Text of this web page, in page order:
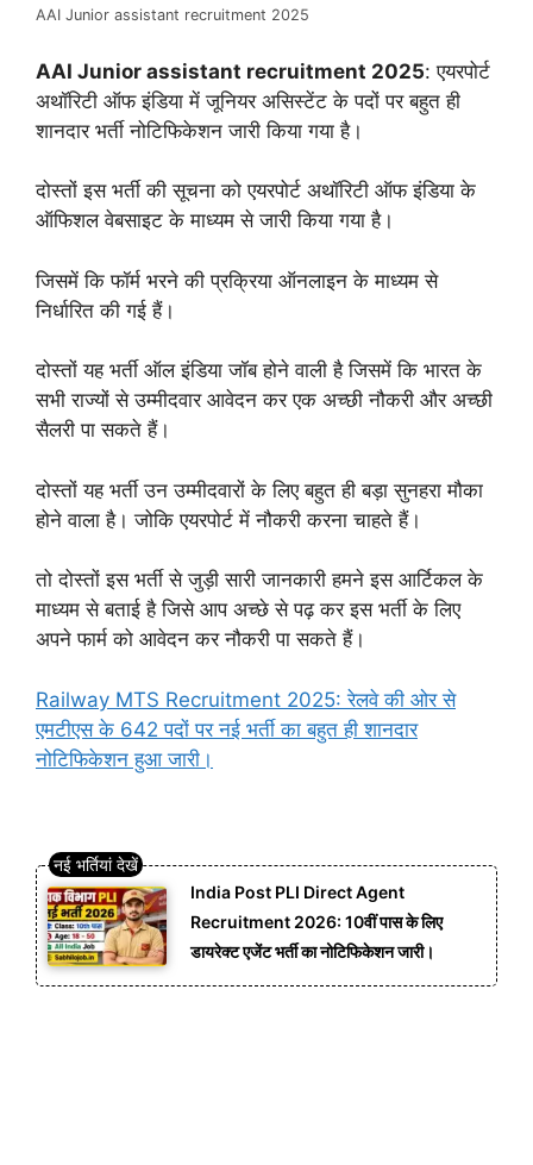
AAI Junior assistant recruitment 2025
AAI Junior assistant recruitment 2025: एयरपोर्ट
अथॉरिटी ऑफ इंडिया में जूनियर असिस्टेंट के पदों पर बहुत ही
शानदार भर्ती नोटिफिकेशन जारी किया गया है।
दोस्तों इस भर्ती की सूचना को एयरपोर्ट अथॉरिटी ऑफ इंडिया के
ऑफिशल वेबसाइट के माध्यम से जारी किया गया है।
जिसमें कि फॉर्म भरने की प्रक्रिया ऑनलाइन के माध्यम से
निर्धारित की गई हैं।
दोस्तों यह भर्ती ऑल इंडिया जॉब होने वाली है जिसमें कि भारत के
सभी राज्यों से उम्मीदवार आवेदन कर एक अच्छी नौकरी और अच्छी
सैलरी पा सकते हैं।
दोस्तों यह भर्ती उन उम्मीदवारों के लिए बहुत ही बड़ा सुनहरा मौका
होने वाला है। जोकि एयरपोर्ट में नौकरी करना चाहते हैं।
तो दोस्तों इस भर्ती से जुड़ी सारी जानकारी हमने इस आर्टिकल के
माध्यम से बताई है जिसे आप अच्छे से पढ़ कर इस भर्ती के लिए
अपने फार्म को आवेदन कर नौकरी पा सकते हैं।
Railway MTS Recruitment 2025: रेलवे की ओर से
एमटीएस के 642 पदों पर नई भर्ती का बहुत ही शानदार
नोटिफिकेशन हुआ जारी।
India Post PLI Direct Agent
Recruitment 2026: 10वीं पास के लिए
डायरेक्ट एजेंट भर्ती का नोटिफिकेशन जारी।